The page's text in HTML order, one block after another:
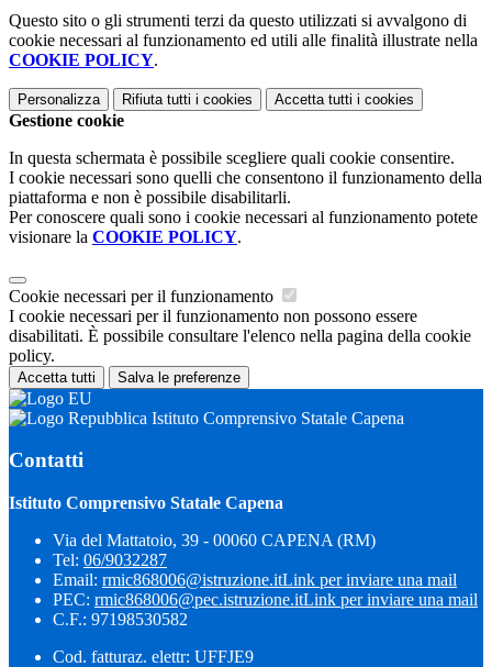
Questo sito o gli strumenti terzi da questo utilizzati si avvalgono di
cookie necessari al funzionamento ed utili alle finalità illustrate nella
COOKIE POLICY.
Personalizza Rifiuta tutti i cookies Accetta tutti i cookies
Gestione cookie
In questa schermata è possibile scegliere quali cookie consentire.
I cookie necessari sono quelli che consentono il funzionamento della
piattaforma e non è possibile disabilitarli.
Per conoscere quali sono i cookie necessari al funzionamento potete
visionare la COOKIE POLICY.
Cookie necessari per il funzionamento
I cookie necessari per il funzionamento non possono essere
disabilitati. È possibile consultare l'elenco nella pagina della cookie
policy.
Accetta tutti Salva le preferenze
Istituto Comprensivo Statale Capena
Contatti
Istituto Comprensivo Statale Capena
Via del Mattatoio, 39 - 00060 CAPENA (RM)
Tel: 06/9032287
Email: rmic868006@istruzione.itLink per inviare una mail
PEC: rmic868006@pec.istruzione.itLink per inviare una mail
C.F.: 97198530582
Cod. fatturaz. elettr: UFFJE9